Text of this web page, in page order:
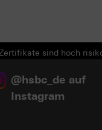
sind hoch
@hsbc_de auf
Instagram